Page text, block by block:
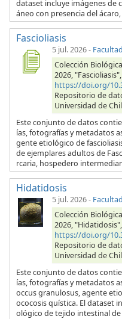
dataset incluye imágenes
áneo con presencia del
Fascioliasis
5 jul. 2026-
Colección
2026, "Fascioliasis",
https://doi.org/
Repositorio de
Universidad de
Este conjunto de datos
ías, fotografías y metadatos
gente etiológico de
de ejemplares adultos de
rcaria, hospedero
Hidatidosis
5 jul. 2026-
Colección
2026, "Hidatidosis",
https://doi.org/
Repositorio de
Universidad de
Este conjunto de datos
ías, fotografías y metadatos
occus granulosus, agente
ococosis quística. El dataset
ológico de tejido intestinal